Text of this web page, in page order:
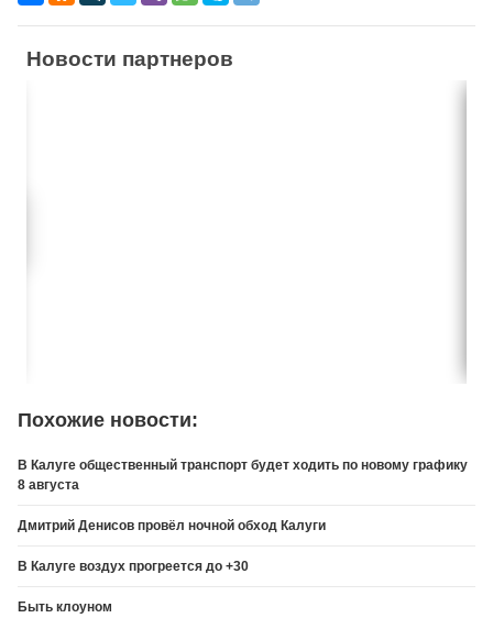
Новости партнеров
Похожие новости:
В Калуге общественный транспорт будет ходить по новому графику
8 августа
Дмитрий Денисов провёл ночной обход Калуги
В Калуге воздух прогреется до +30
Быть клоуном